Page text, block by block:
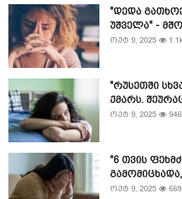
"დედა
უშველა" -
ოქტ 9, 2025
"რუსეთში
ქმარს.
ოქტ 9, 2025 946
"6 თვის
ოქტ 9, 2025 669